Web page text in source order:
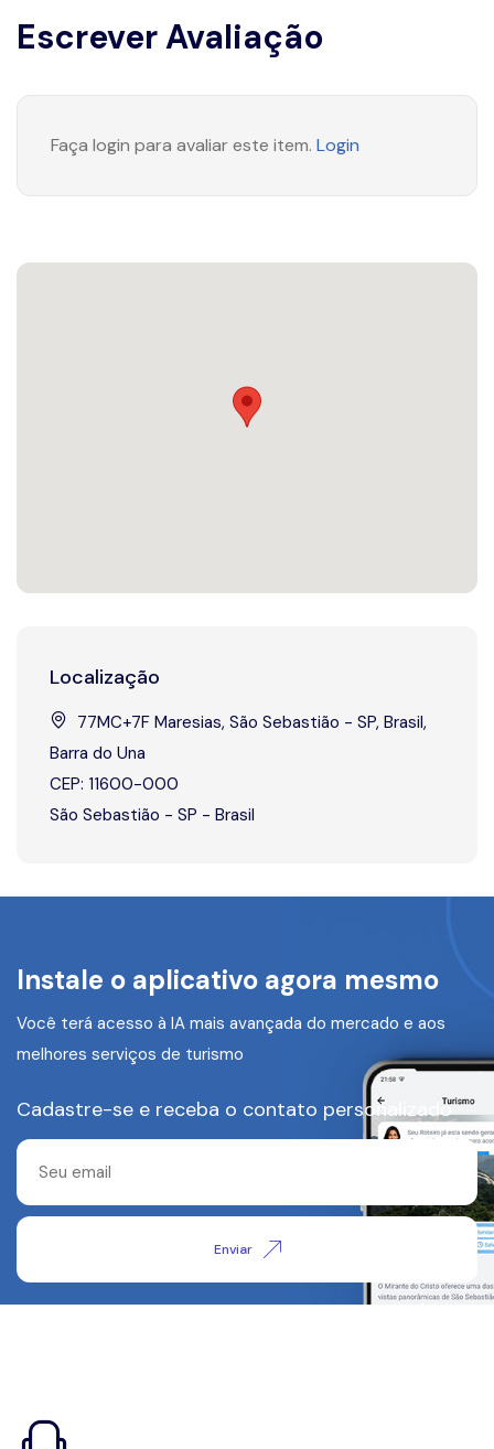
Escrever Avaliação
Faça login para avaliar este item. Login
Localização
77MC+7F Maresias, São Sebastião - SP, Brasil,
Barra do Una
CEP: 11600-000
São Sebastião - SP - Brasil
Instale o aplicativo agora mesmo
Você terá acesso à IA mais avançada do mercado e aos
melhores serviços de turismo
Cadastre-se e receba o contato personalizado
Enviar